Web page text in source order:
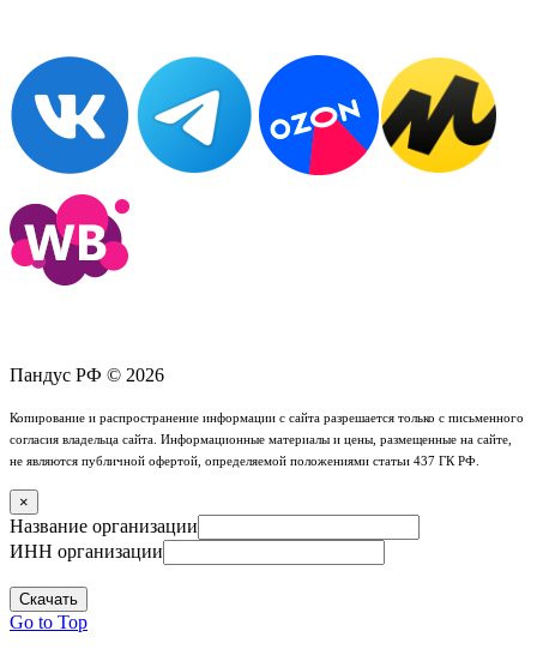
Пандус РФ © 2026
Копирование и распространение информации с сайта разрешается только с письменного
согласия владельца сайта. Информационные материалы и цены, размещенные на сайте,
не являются публичной офертой, определяемой положениями статьи 437 ГК РФ.
×
Название организации
ИНН организации
Скачать
Go to Top